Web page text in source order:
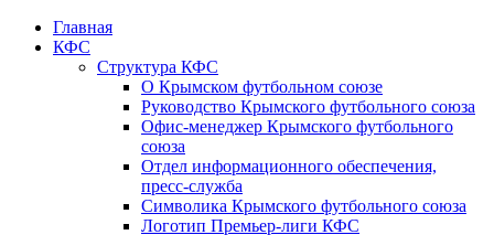
Главная
КФС
Структура КФС
О Крымском футбольном союзе
Руководство Крымского футбольного союза
Офис-менеджер Крымского футбольного
союза
Отдел информационного обеспечения,
пресс-служба
Символика Крымского футбольного союза
Логотип Премьер-лиги КФС